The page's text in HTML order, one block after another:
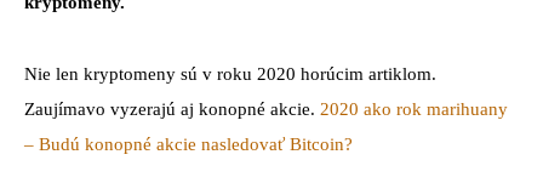
Nie len kryptomeny sú v roku 2020 horúcim artiklom.
Zaujímavo vyzerajú aj konopné akcie. 2020 ako rok marihuany
– Budú konopné akcie nasledovať Bitcoin?